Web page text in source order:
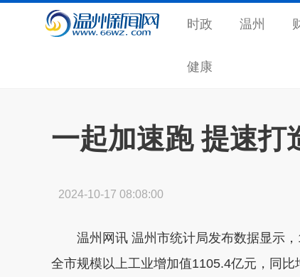
时政 温州
健康
一起加速跑 提速打
2024-10-17 08:08:00
温州网讯 温州市统计局发布数据显示
全市规模以上工业增加值1105.4亿元，同比